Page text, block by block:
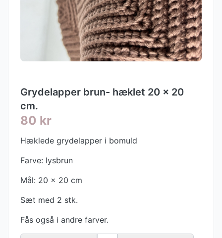
Grydelapper brun- hæklet 20 x 20
cm.
80 kr
Hæklede grydelapper i bomuld
Farve: lysbrun
Mål: 20 x 20 cm
Sæt med 2 stk.
Fås også i andre farver.